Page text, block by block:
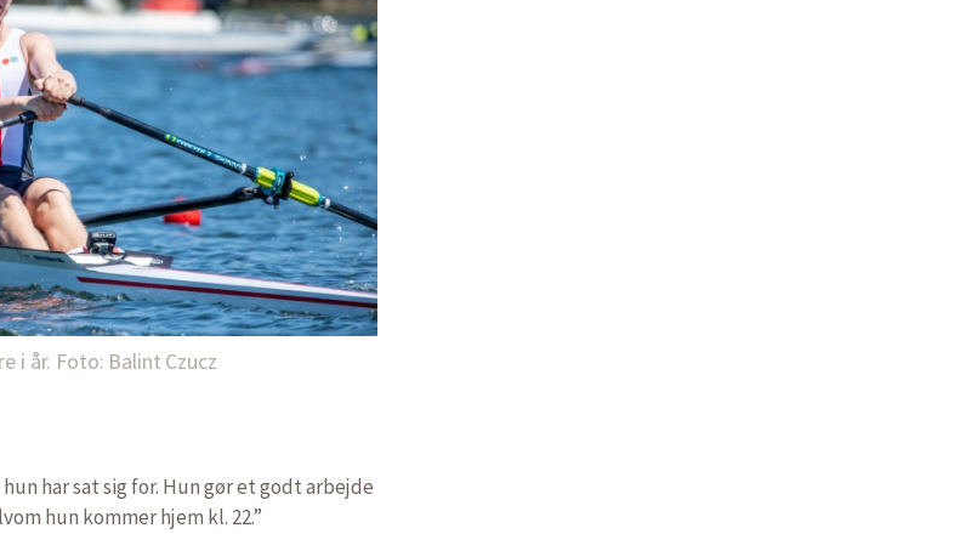
i år. Foto: Balint Czucz
har sat sig for. Hun gør et godt arbejde
hun kommer hjem kl. 22.”